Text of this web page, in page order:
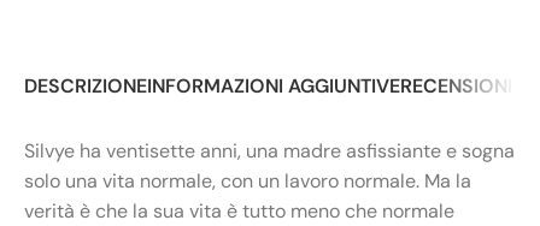
DESCRIZIONEINFORMAZIONI AGGIUNTIVERECENSIONI
Silvye ha ventisette anni, una madre asfissiante e sogna
solo una vita normale, con un lavoro normale. Ma la
verità è che la sua vita è tutto meno che normale